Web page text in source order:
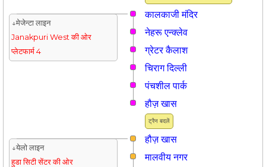
कालकाजी मंदिर
↓मेजेन्टा लाइन
Janakpuri West की ओर
प्लेटफार्म 4
नेहरू एन्क्लेव
ग्रेटर कैलाश
चिराग दिल्ली
पंचशील पार्क
ट्रैन बदलें
हौज़ खास
हौज़ खास
↓येलो लाइन
हुडा सिटी सेंटर की ओर
मालवीय नगर